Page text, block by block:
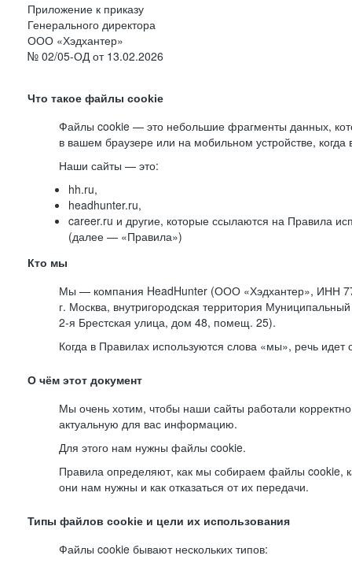
Приложение к приказу
Генерального директора
ООО «Хэдхантер»
№ 02/05-ОД от 13.02.2026
Что такое файлы cookie
Файлы cookie — это небольшие фрагменты данных,
в вашем браузере или на мобильном устройстве,
Наши сайты — это:
hh.ru,
headhunter.ru,
career.ru и другие, которые ссылаются на Правила
(далее — «Правила»)
Кто мы
Мы — компания HeadHunter (ООО «Хэдхантер», ИНН
г. Москва, внутригородская территория Муниципальный
2-я Брестская улица, дом 48, помещ. 25).
Когда в Правилах используются слова «мы», речь
О чём этот документ
Мы очень хотим, чтобы наши сайты работали
актуальную для вас информацию.
Для этого нам нужны файлы cookie.
Правила определяют, как мы собираем файлы cookie,
они нам нужны и как отказаться от их передачи.
Типы файлов cookie и цели их использования
Файлы cookie бывают нескольких типов: